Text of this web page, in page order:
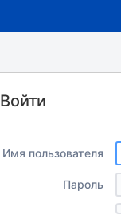
Войти
Имя пользователя
Пароль